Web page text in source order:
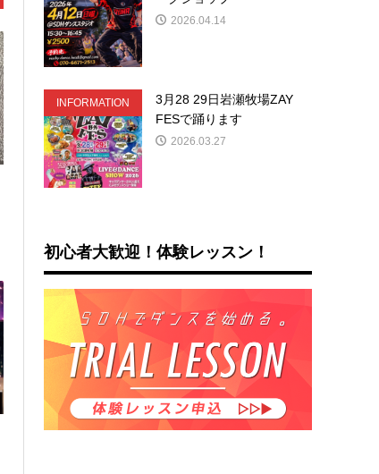
2026.04.14
INFORMATION
3月28 29日岩瀬牧場ZAY
FESで踊ります
2026.03.27
初心者大歓迎！体験レッスン！